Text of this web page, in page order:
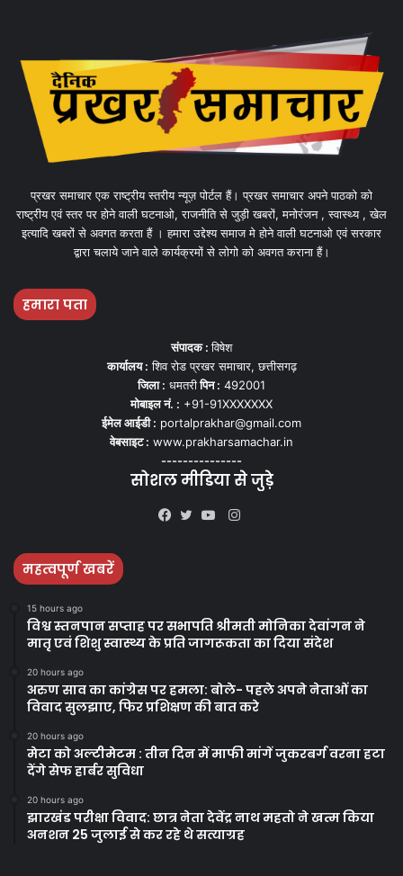
प्रखर समाचार एक राष्ट्रीय स्तरीय न्यूज़ पोर्टल हैं। प्रखर समाचार अपने पाठको को
राष्ट्रीय एवं स्तर पर होने वाली घटनाओ, राजनीति से जुड़ी खबरों, मनोरंजन , स्वास्थ्य , खेल
इत्यादि खबरों से अवगत करता हैं । हमारा उद्देश्य समाज मे होने वाली घटनाओ एवं सरकार
द्वारा चलाये जाने वाले कार्यक्रमों से लोगो को अवगत कराना हैं।
हमारा पता
संपादक :विषेश
कार्यालय : शिव रोड प्रखर समाचार, छत्तीसगढ़
जिला : धमतरीपिन : 492001
मोबाइल नं. : +91-91XXXXXXX
ईमेल आईडी : portalprakhar@gmail.com
वेबसाइट : www.prakharsamachar.in
---------------
सोशल मीडिया से जुड़े
Instagram
महत्वपूर्ण खबरें
15 hours ago
विश्व स्तनपान सप्ताह पर सभापति श्रीमती मोनिका देवांगन ने
मातृ एवं शिशु स्वास्थ्य के प्रति जागरूकता का दिया संदेश
20 hours ago
अरुण साव का कांग्रेस पर हमला: बोले- पहले अपने नेताओं का
विवाद सुलझाए, फिर प्रशिक्षण की बात करे
20 hours ago
मेटा को अल्टीमेटम : तीन दिन में माफी मांगें जुकरबर्ग वरना हटा
देंगे सेफ हार्बर सुविधा
20 hours ago
झारखंड परीक्षा विवाद: छात्र नेता देवेंद्र नाथ महतो ने खत्म किया
अनशन 25 जुलाई से कर रहे थे सत्याग्रह